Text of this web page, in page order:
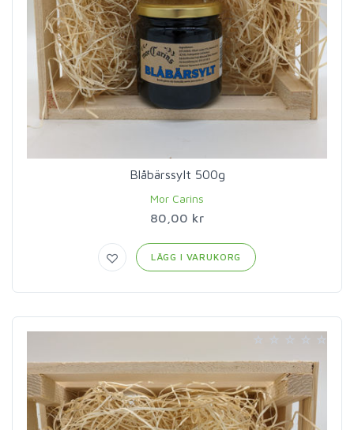
Blåbärssylt 500g
Mor Carins
80,00 kr
LÄGG I VARUKORG